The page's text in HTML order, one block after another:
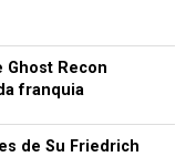
Ghost Recon
franquia
de Su Friedrich